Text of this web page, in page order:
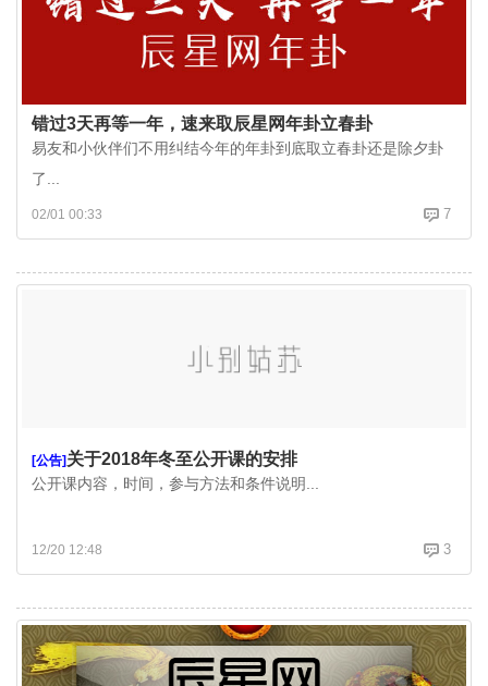
错过3天再等一年，速来取辰星网年卦立春卦
易友和小伙伴们不用纠结今年的年卦到底取立春卦还是除夕卦
了...
7
02/01 00:33
[公告] 关于2018年冬至公开课的安排
公开课内容，时间，参与方法和条件说明...
3
12/20 12:48